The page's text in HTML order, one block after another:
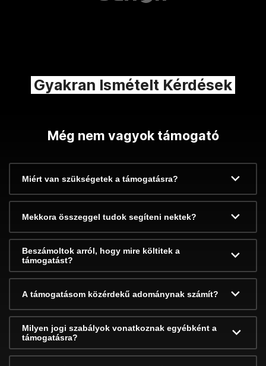
Gyakran Ismételt Kérdések
Még nem vagyok támogató
Miért van szükségetek a támogatásra?
Mekkora összeggel tudok segíteni nektek?
Beszámoltok arról, hogy mire költitek a
támogatást?
A támogatásom közérdekű adománynak számít?
Milyen jogi szabályok vonatkoznak egyébként a
támogatásra?